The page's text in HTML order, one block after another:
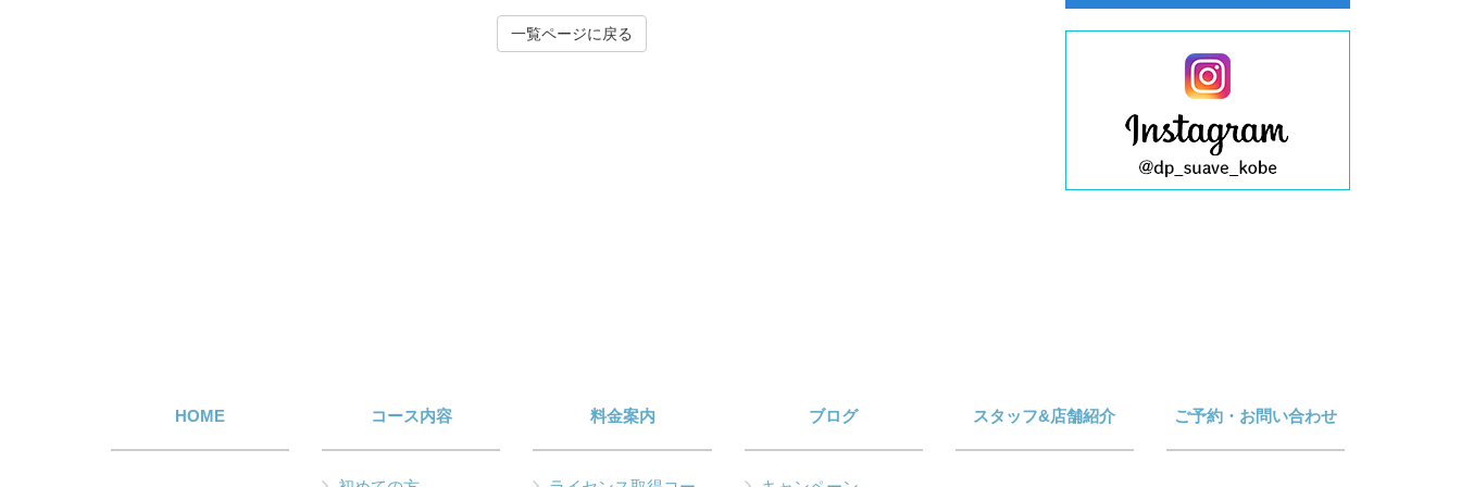
一覧ページに戻る
HOME コース内容 料金案内 ブログ スタッフ&店舗紹介 ご予約・お問い合わせ